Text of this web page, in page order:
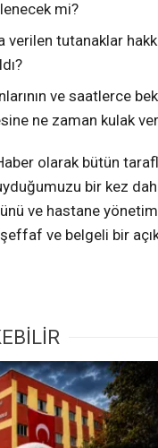
mi?
verilen tutanaklar
ve saatlerce
ne zaman kulak
olarak bütün
bir kez
ve hastane
ve belgeli bir